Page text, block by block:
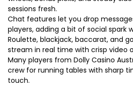
sessions fresh.
Chat features let you drop
players, adding a bit of social spark
Roulette, blackjack, baccarat, and
stream in real time with crisp video
Many players from Dolly Casino
crew for running tables with sharp
touch.